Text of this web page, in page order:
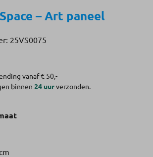
– Art paneel
25VS0075
vanaf € 50,-
binnen 24 uurverzonden.